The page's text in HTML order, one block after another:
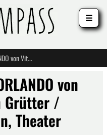
URAUFFÜHRUNG: ORLANDO von Vito Žuraj / Martin Grütter / Michael Langemann, Theater Bielefeld
von
Grütter /
Theater
☰